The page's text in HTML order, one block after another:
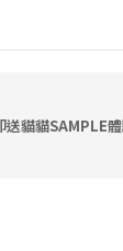
貓貓SAMPLE